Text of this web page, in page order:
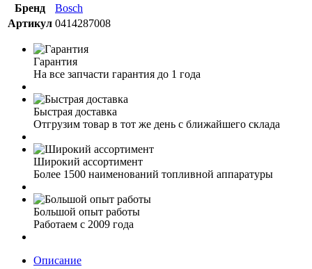
Бренд
Bosch
Артикул 0414287008
Гарантия
На все запчасти гарантия до 1 года
Быстрая доставка
Отгрузим товар в тот же день с ближайшего склада
Широкий ассортимент
Более 1500 наименований топливной аппаратуры
Большой опыт работы
Работаем с 2009 года
Описание